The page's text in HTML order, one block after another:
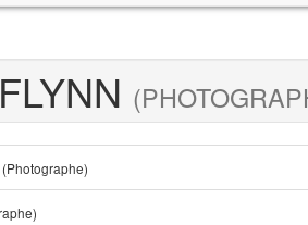
(Photographe)